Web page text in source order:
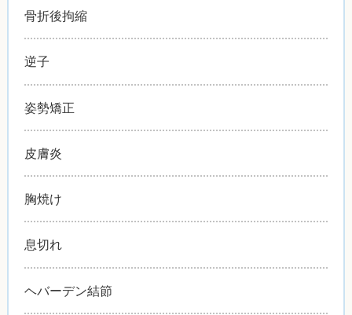
骨折後拘縮
逆子
姿勢矯正
皮膚炎
胸焼け
息切れ
ヘバーデン結節